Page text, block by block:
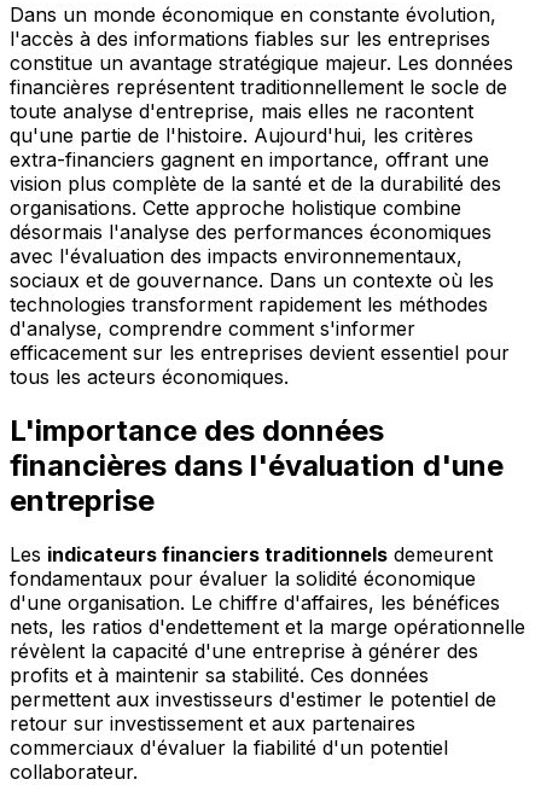
Dans un monde économique en constante évolution,
l'accès à des informations fiables sur les entreprises
constitue un avantage stratégique majeur. Les données
financières représentent traditionnellement le socle de
toute analyse d'entreprise, mais elles ne racontent
qu'une partie de l'histoire. Aujourd'hui, les critères
extra-financiers gagnent en importance, offrant une
vision plus complète de la santé et de la durabilité des
organisations. Cette approche holistique combine
désormais l'analyse des performances économiques
avec l'évaluation des impacts environnementaux,
sociaux et de gouvernance. Dans un contexte où les
technologies transforment rapidement les méthodes
d'analyse, comprendre comment s'informer
efficacement sur les entreprises devient essentiel pour
tous les acteurs économiques.
L'importance des données
financières dans l'évaluation d'une
entreprise
Les indicateurs financiers traditionnels demeurent
fondamentaux pour évaluer la solidité économique
d'une organisation. Le chiffre d'affaires, les bénéfices
nets, les ratios d'endettement et la marge opérationnelle
révèlent la capacité d'une entreprise à générer des
profits et à maintenir sa stabilité. Ces données
permettent aux investisseurs d'estimer le potentiel de
retour sur investissement et aux partenaires
commerciaux d'évaluer la fiabilité d'un potentiel
collaborateur.